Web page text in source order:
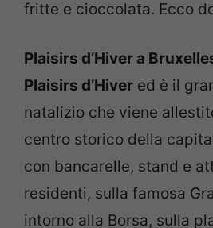
fritte e cioccolata. Ecco
Plaisirs d’Hiver a
Plaisirs d’Hiver ed è il
natalizio che viene
centro storico della
con bancarelle, stand e
residenti, sulla famosa
intorno alla Borsa, sulla